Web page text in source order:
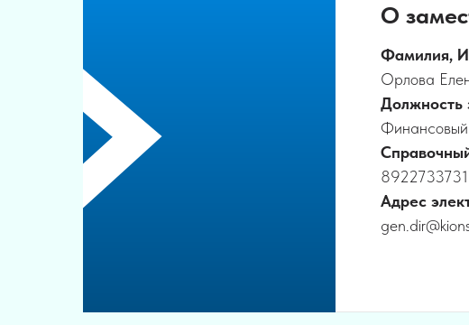
О
Фамилия,
Орлова
Должность
Адрес